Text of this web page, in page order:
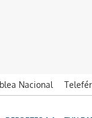
Nacional